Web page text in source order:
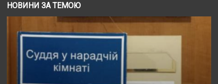
НОВИНИ ЗА ТЕМОЮ